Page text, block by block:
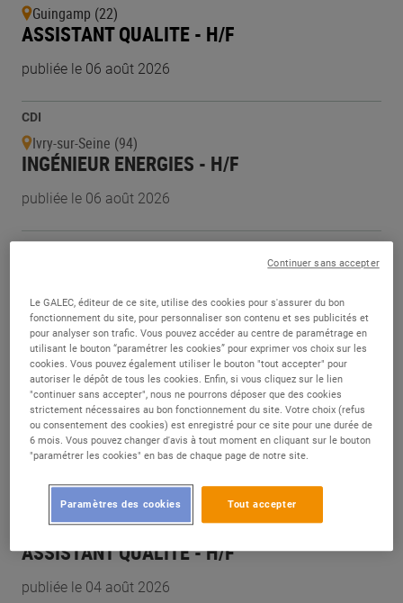
Guingamp (22)
ASSISTANT QUALITE - H/F
publiée le 06 août 2026
CDI
Ivry-sur-Seine (94)
INGÉNIEUR ENERGIES - H/F
publiée le 06 août 2026
CDI
ASSISTANT QUALITÉ - H/F
publiée le 05 août 2026
Alternance
Thiers (63)
ASSISTANT QUALITÉ (ALTERNANCE) - H/F
publiée le 05 août 2026
Saint-Nicolas-de-Redon (44)
ASSISTANT QUALITÉ - H/F
publiée le 04 août 2026
Le GALEC, éditeur de ce site, utilise des cookies pour s'assurer du bon
fonctionnement du site, pour personnaliser son contenu et ses publicités et
pour analyser son trafic. Vous pouvez accéder au centre de paramétrage en
utilisant le bouton “paramétrer les cookies” pour exprimer vos choix sur les
cookies. Vous pouvez également utiliser le bouton "tout accepter" pour
autoriser le dépôt de tous les cookies. Enfin, si vous cliquez sur le lien
"continuer sans accepter", nous ne pourrons déposer que des cookies
strictement nécessaires au bon fonctionnement du site. Votre choix (refus
ou consentement des cookies) est enregistré pour ce site pour une durée de
6 mois. Vous pouvez changer d'avis à tout moment en cliquant sur le bouton
"paramétrer les cookies" en bas de chaque page de notre site.
Tout accepter
Paramètres des cookies
Continuer sans accepter